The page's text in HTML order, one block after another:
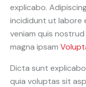
explicabo.
incididunt ut labore
veniam quis
magna ipsam
Dicta sunt
quia voluptas sit